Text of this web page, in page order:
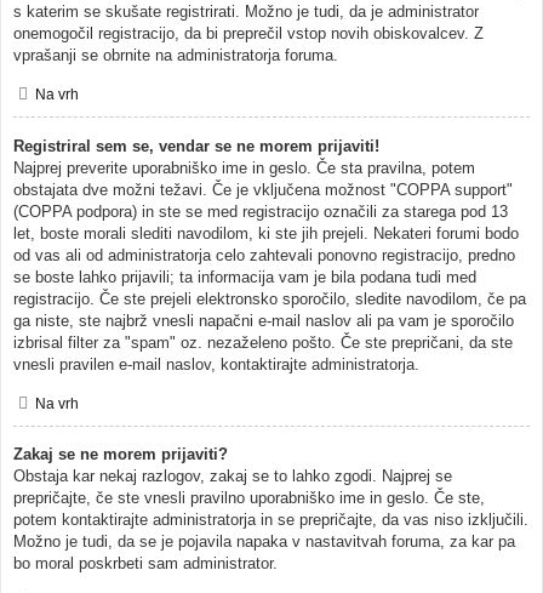
s katerim se skušate registrirati. Možno je tudi, da je administrator
onemogočil registracijo, da bi preprečil vstop novih obiskovalcev. Z
vprašanji se obrnite na administratorja foruma.
Na vrh
Registriral sem se, vendar se ne morem prijaviti!
Najprej preverite uporabniško ime in geslo. Če sta pravilna, potem
obstajata dve možni težavi. Če je vključena možnost "COPPA support"
(COPPA podpora) in ste se med registracijo označili za starega pod 13
let, boste morali slediti navodilom, ki ste jih prejeli. Nekateri forumi bodo
od vas ali od administratorja celo zahtevali ponovno registracijo, predno
se boste lahko prijavili; ta informacija vam je bila podana tudi med
registracijo. Če ste prejeli elektronsko sporočilo, sledite navodilom, če pa
ga niste, ste najbrž vnesli napačni e-mail naslov ali pa vam je sporočilo
izbrisal filter za "spam" oz. nezaželeno pošto. Če ste prepričani, da ste
vnesli pravilen e-mail naslov, kontaktirajte administratorja.
Na vrh
Zakaj se ne morem prijaviti?
Obstaja kar nekaj razlogov, zakaj se to lahko zgodi. Najprej se
prepričajte, če ste vnesli pravilno uporabniško ime in geslo. Če ste,
potem kontaktirajte administratorja in se prepričajte, da vas niso izključili.
Možno je tudi, da se je pojavila napaka v nastavitvah foruma, za kar pa
bo moral poskrbeti sam administrator.